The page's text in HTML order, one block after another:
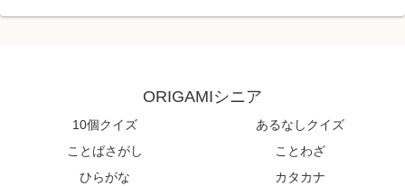
ORIGAMIシニア
10個クイズ
あるなしクイズ
ことばさがし
ことわざ
ひらがな
カタカナ